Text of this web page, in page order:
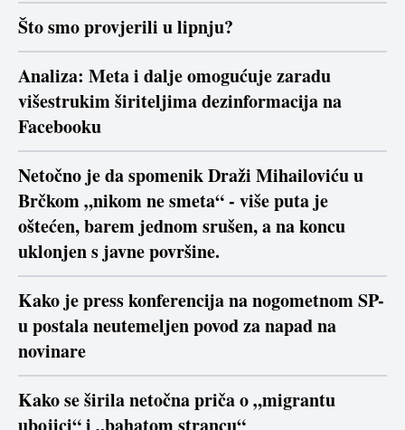
Što smo provjerili u lipnju?
Analiza: Meta i dalje omogućuje zaradu
višestrukim širiteljima dezinformacija na
Facebooku
Netočno je da spomenik Draži Mihailoviću u
Brčkom „nikom ne smeta“ - više puta je
oštećen, barem jednom srušen, a na koncu
uklonjen s javne površine.
Kako je press konferencija na nogometnom SP-
u postala neutemeljen povod za napad na
novinare
Kako se širila netočna priča o „migrantu
ubojici“ i „bahatom strancu“